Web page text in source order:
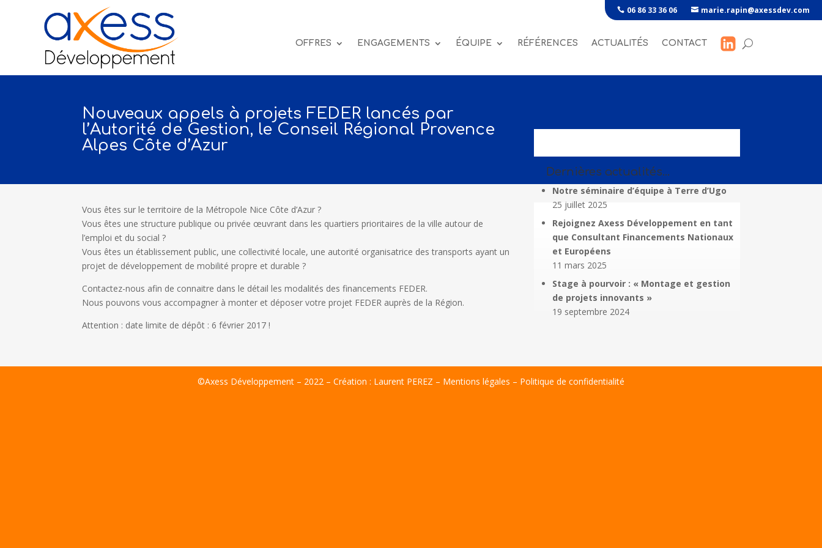
06 86 33 36 06 marie.rapin@axessdev.com
OFFRES ENGAGEMENTS ÉQUIPE RÉFÉRENCES ACTUALITÉS CONTACT
Nouveaux appels à projets FEDER lancés par
l’Autorité de Gestion, le Conseil Régional Provence
Alpes Côte d’Azur
Vous êtes sur le territoire de la Métropole Nice Côte d’Azur ?
Vous êtes une structure publique ou privée œuvrant dans les quartiers prioritaires de la ville autour de
l’emploi et du social ?
Vous êtes un établissement public, une collectivité locale, une autorité organisatrice des transports ayant un
projet de développement de mobilité propre et durable ?
Contactez-nous afin de connaitre dans le détail les modalités des financements FEDER.
Nous pouvons vous accompagner à monter et déposer votre projet FEDER auprès de la Région.
Attention : date limite de dépôt : 6 février 2017 !
Dernières actualités…
Notre séminaire d’équipe à Terre d’Ugo
25 juillet 2025
Rejoignez Axess Développement en tant
que Consultant Financements Nationaux
et Européens
11 mars 2025
Stage à pourvoir : « Montage et gestion
de projets innovants »
19 septembre 2024
©Axess Développement – 2022 – Création : Laurent PEREZ – Mentions légales – Politique de confidentialité